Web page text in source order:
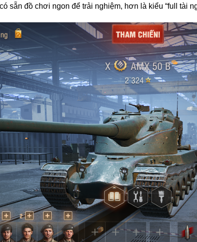
sẵn đồ chơi ngon để trải nghiệm, hơn là kiểu “full tài